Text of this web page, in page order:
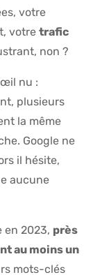
votre
votre trafic
non ?
nu :
plusieurs
la même
Google ne
il hésite,
aucune
en 2023, près
au moins un
mots-clés